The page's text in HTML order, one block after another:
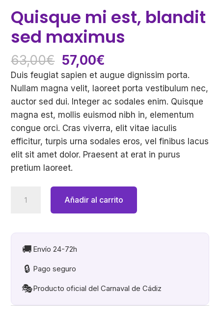
Quisque mi est, blandit
sed maximus
63,00€ El
precio
original
era:
63,00€.
57,00€
precio
actual
es:
57,00€.
Duis feugiat sapien et augue dignissim porta.
Nullam magna velit, laoreet porta vestibulum nec,
auctor sed dui. Integer ac sodales enim. Quisque
magna est, mollis euismod nibh in, elementum
congue orci. Cras viverra, elit vitae iaculis
efficitur, turpis urna sodales eros, vel finibus lacus
elit sit amet dolor. Praesent at erat in purus
pretium laoreet.
blandit
sed
cantidad
Añadir al carrito
🚚 Envío 24-72h
🔒 Pago seguro
🎭Producto oficial del Carnaval de Cádiz